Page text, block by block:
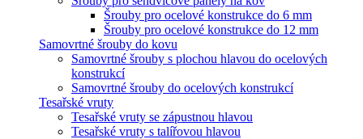
Šrouby pro ocelové konstrukce do 6 mm
Šrouby pro ocelové konstrukce do 12 mm
Samovrtné šrouby do kovu
Samovrtné šrouby s plochou hlavou do ocelových
konstrukcí
Samovrtné šrouby do ocelových konstrukcí
Tesařské vruty
Tesařské vruty se zápustnou hlavou
Tesařské vruty s talířovou hlavou